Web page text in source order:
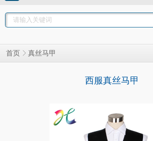
首页 真丝马甲
西服真丝马甲